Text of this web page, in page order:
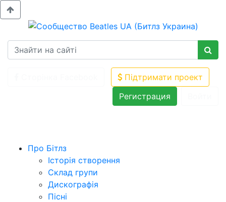
Підтримати проект
Регистрация
Про Бітлз
Історія створення
Склад групи
Дискографія
Пісні